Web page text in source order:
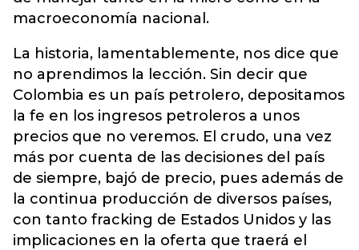
macroeconomía nacional.
La historia, lamentablemente, nos dice que
no aprendimos la lección. Sin decir que
Colombia es un país petrolero, depositamos
la fe en los ingresos petroleros a unos
precios que no veremos. El crudo, una vez
más por cuenta de las decisiones del país
de siempre, bajó de precio, pues además de
la continua producción de diversos países,
con tanto fracking de Estados Unidos y las
implicaciones en la oferta que traerá el